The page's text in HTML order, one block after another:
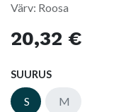
Värv: Roosa
20,32 €
SUURUS
S M